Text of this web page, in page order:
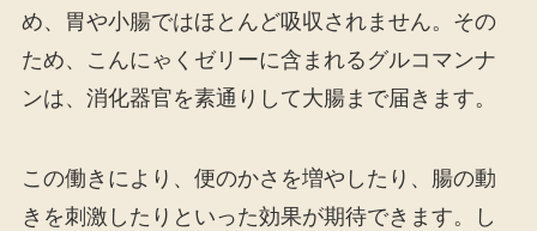
め、胃や小腸ではほとんど吸収されません。その
ため、こんにゃくゼリーに含まれるグルコマンナ
ンは、消化器官を素通りして大腸まで届きます。
この働きにより、便のかさを増やしたり、腸の動
きを刺激したりといった効果が期待できます。し